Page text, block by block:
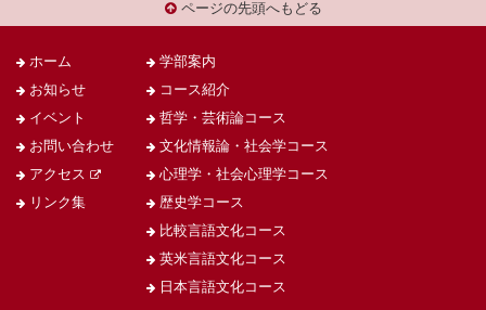
ページの先頭へもどる
ホーム
お知らせ
イベント
お問い合わせ
アクセス
リンク集
学部案内
コース紹介
哲学・芸術論コース
文化情報論・社会学コース
心理学・社会心理学コース
歴史学コース
比較言語文化コース
英米言語文化コース
日本言語文化コース